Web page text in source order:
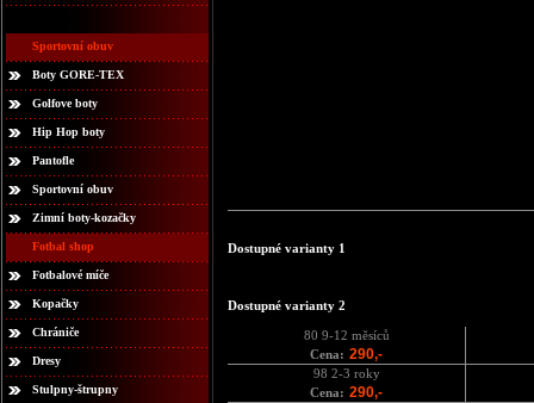
Sportovní obuv
Boty GORE-TEX
Golfove boty
Hip Hop boty
Pantofle
Sportovní obuv
Zimní boty-kozačky
Fotbal shop
Fotbalové míče
Kopačky
Chrániče
Dresy
Stulpny-štrupny
Dostupné varianty 1
Dostupné varianty 2
80 9-12 měsíců
Cena: 290,-
98 2-3 roky
Cena: 290,-